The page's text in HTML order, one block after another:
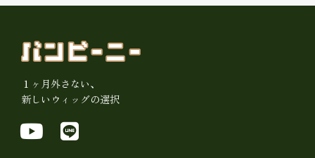
１ヶ月外さない、
新しいウィッグの選択
Y L